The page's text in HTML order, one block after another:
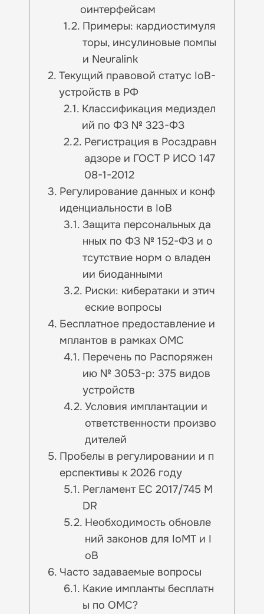
оинтерфейсам
Примеры: кардиостимуля
торы, инсулиновые помпы
и Neuralink
Текущий правовой статус IoB-
устройств в РФ
Классификация медиздел
ий по ФЗ № 323-ФЗ
Регистрация в Росздравн
адзоре и ГОСТ Р ИСО 147
08-1-2012
Регулирование данных и конф
иденциальности в IoB
Защита персональных да
нных по ФЗ № 152-ФЗ и о
тсутствие норм о владен
ии биоданными
Риски: кибератаки и этич
еские вопросы
Бесплатное предоставление и
мплантов в рамках ОМС
Перечень по Распоряжен
ию № 3053-р: 375 видов
устройств
Условия имплантации и
ответственности произво
дителей
Пробелы в регулировании и п
ерспективы к 2026 году
Регламент ЕС 2017/745 M
DR
Необходимость обновле
ний законов для IoMT и I
oB
Часто задаваемые вопросы
Какие импланты бесплатн
ы по ОМС?